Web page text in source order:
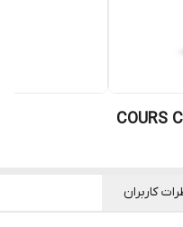
کاربران